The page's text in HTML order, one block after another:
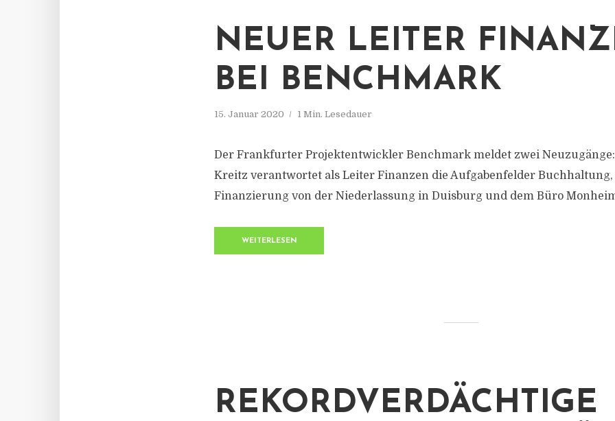
NEUER LEITER
BEI BENCHMARK
15. Januar 2020 1 Min. Lesedauer
Der Frankfurter Projektentwickler Benchmark meldet zwei
Kreitz verantwortet als Leiter Finanzen die Aufgabenfelder
Finanzierung von der Niederlassung in Duisburg und dem Büro
WEITERLESEN
REKORDVERDÄCHTIGE